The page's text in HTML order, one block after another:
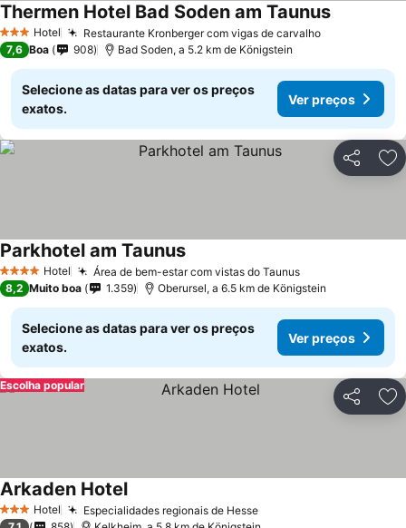
3 EstrelasHotel Restaurante Kronberger com vigas de carvalho
Thermen Hotel Bad Soden am Taunus
7,6 Boa 908 Bad Soden, a 5.2 km de Königstein
Selecione as datas para ver os preços
exatos.
Ver preços
Partilhar
4 EstrelasHotel Área de bem-estar com vistas do Taunus
Parkhotel am Taunus
8,2 Muito boa 1.359 Oberursel, a 6.5 km de Königstein
Selecione as datas para ver os preços
exatos.
Ver preços
Partilhar
Escolha popular
3 EstrelasHotel Especialidades regionais de Hesse
Arkaden Hotel